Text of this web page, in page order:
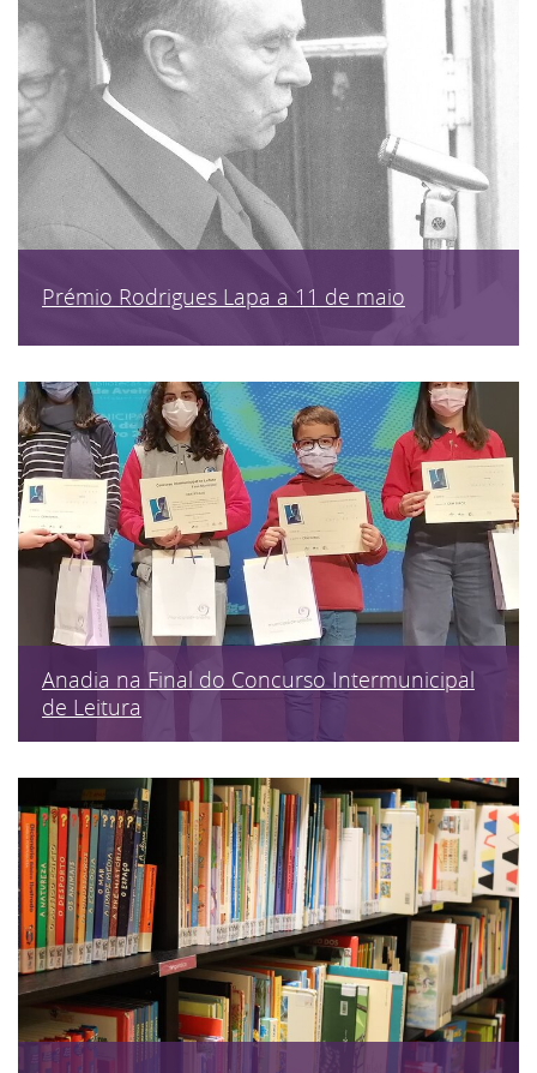
Prémio Rodrigues Lapa a 11 de maio
Anadia na Final do Concurso Intermunicipal
de Leitura